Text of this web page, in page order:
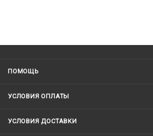
ПОМОЩЬ
УСЛОВИЯ ОПЛАТЫ
УСЛОВИЯ ДОСТАВКИ